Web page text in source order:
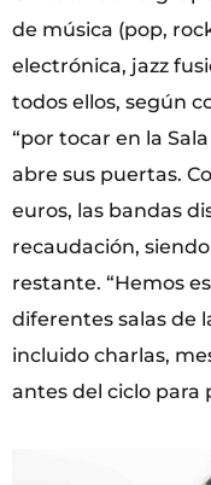
de música (pop,
electrónica, jazz
todos ellos, según
“por tocar en la
abre sus puertas.
euros, las bandas
recaudación,
restante. “Hemos
diferentes salas de
incluido charlas,
antes del ciclo para